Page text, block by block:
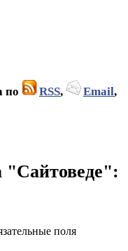
по RSS, Email,
"Сайтоведе":
поля